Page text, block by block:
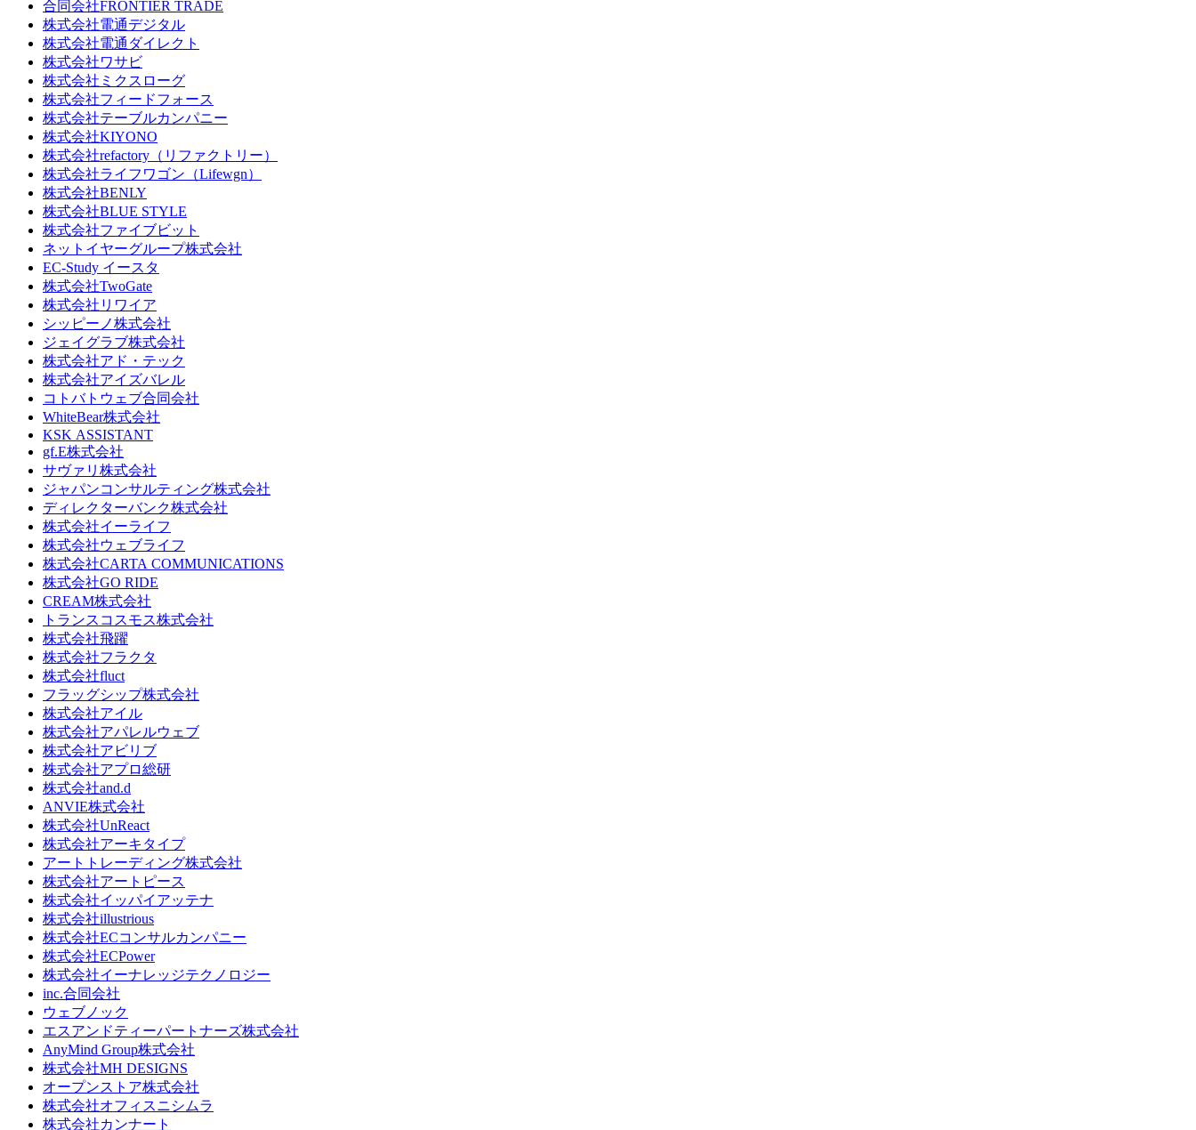
合同会社FRONTIER TRADE
株式会社電通デジタル
株式会社電通ダイレクト
株式会社ワサビ
株式会社ミクスローグ
株式会社フィードフォース
株式会社テーブルカンパニー
株式会社KIYONO
株式会社refactory（リファクトリー）
株式会社ライフワゴン（Lifewgn）
株式会社BENLY
株式会社BLUE STYLE
株式会社ファイブビット
ネットイヤーグループ株式会社
EC-Study イースタ
株式会社TwoGate
株式会社リワイア
シッピーノ株式会社
ジェイグラブ株式会社
株式会社アド・テック
株式会社アイズバレル
コトバトウェブ合同会社
WhiteBear株式会社
KSK ASSISTANT
gf.E株式会社
サヴァリ株式会社
ジャパンコンサルティング株式会社
ディレクターバンク株式会社
株式会社イーライフ
株式会社ウェブライフ
株式会社CARTA COMMUNICATIONS
株式会社GO RIDE
CREAM株式会社
トランスコスモス株式会社
株式会社飛躍
株式会社フラクタ
株式会社fluct
フラッグシップ株式会社
株式会社アイル
株式会社アパレルウェブ
株式会社アビリブ
株式会社アプロ総研
株式会社and.d
ANVIE株式会社
株式会社UnReact
株式会社アーキタイプ
アートトレーディング株式会社
株式会社アートピース
株式会社イッパイアッテナ
株式会社illustrious
株式会社ECコンサルカンパニー
株式会社ECPower
株式会社イーナレッジテクノロジー
inc.合同会社
ウェブノック
エスアンドティーパートナーズ株式会社
AnyMind Group株式会社
株式会社MH DESIGNS
オープンストア株式会社
株式会社オフィスニシムラ
株式会社カンナート